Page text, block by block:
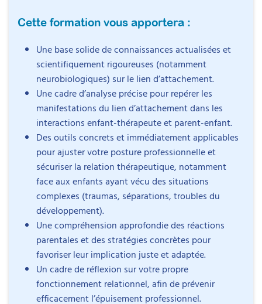
Cette formation vous apportera :
Une base solide de connaissances actualisées et
scientifiquement rigoureuses (notamment
neurobiologiques) sur le lien d’attachement.
Une cadre d’analyse précise pour repérer les
manifestations du lien d’attachement dans les
interactions enfant-thérapeute et parent-enfant.
Des outils concrets et immédiatement applicables
pour ajuster votre posture professionnelle et
sécuriser la relation thérapeutique, notamment
face aux enfants ayant vécu des situations
complexes (traumas, séparations, troubles du
développement).
Une compréhension approfondie des réactions
parentales et des stratégies concrètes pour
favoriser leur implication juste et adaptée.
Un cadre de réflexion sur votre propre
fonctionnement relationnel, afin de prévenir
efficacement l’épuisement professionnel.